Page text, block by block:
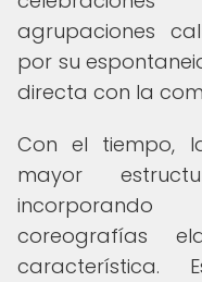
agrupaciones
por su
directa con la
Con el tiempo,
mayor
coreografías
característica.